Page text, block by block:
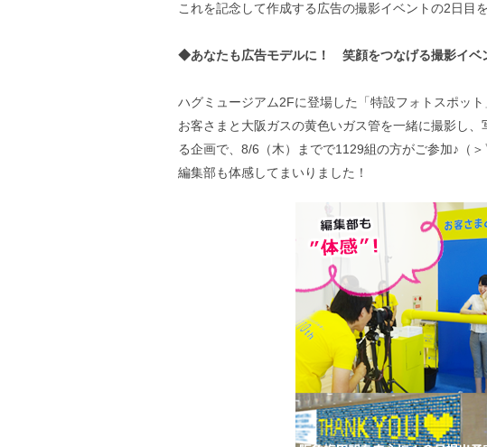
これを記念して作成する広告の撮影イベントの2日目
◆あなたも広告モデルに！ 笑顔をつなげる撮影イベ
ハグミュージアム2Fに登場した「特設フォトスポット
お客さまと大阪ガスの黄色いガス管を一緒に撮影し
る企画で、8/6（木）までで1129組の方がご参加♪（＞
編集部も体感してまいりました！